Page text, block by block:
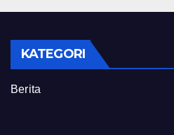
KATEGORI
Berita